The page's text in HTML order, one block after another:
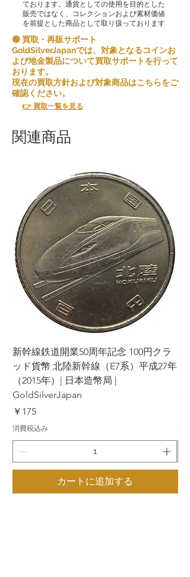
ております。通貨としての使用を目的とした
販売ではなく、コレクションおよび素材価値
を前提とした商品として取り扱っております
🟢 買取・再販サポート
GoldSilverJapanでは、対象となるコインお
よび地金製品について買取サポートを行って
おります。
現在の買取方針および対象商品はこちらをご
確認ください。
👉 買取一覧を見る
関連商品
新幹線鉄道開業50周年記念 100円クラ
ッド貨幣 北陸新幹線（E7系）平成27年
（2015年）| 日本造幣局 |
GoldSilverJapan
価格
￥175
消費税込み
カートに追加する
消